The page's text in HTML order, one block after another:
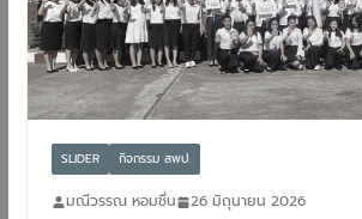
SLIDER กิจกรรม สพป.
มณีวรรณ หอมชื่น 26 มิถุนายน 2026